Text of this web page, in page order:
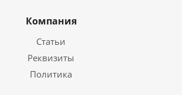
Компания
Статьи
Реквизиты
Политика